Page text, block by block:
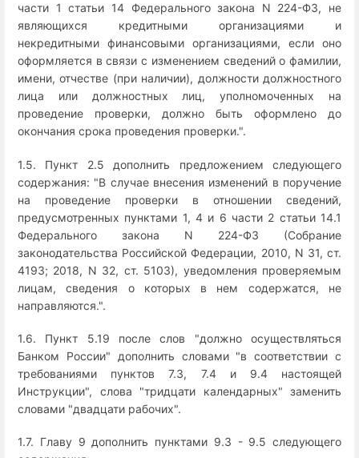
части 1 статьи 14 Федерального закона N 224-ФЗ, не
являющихся кредитными организациями и
некредитными финансовыми организациями, если оно
оформляется в связи с изменением сведений о фамилии,
имени, отчестве (при наличии), должности должностного
лица или должностных лиц, уполномоченных на
проведение проверки, должно быть оформлено до
окончания срока проведения проверки.".
1.5. Пункт 2.5 дополнить предложением следующего
содержания: "В случае внесения изменений в поручение
на проведение проверки в отношении сведений,
предусмотренных пунктами 1, 4 и 6 части 2 статьи 14.1
Федерального закона N 224-ФЗ (Собрание
законодательства Российской Федерации, 2010, N 31, ст.
4193; 2018, N 32, ст. 5103), уведомления проверяемым
лицам, сведения о которых в нем содержатся, не
направляются.".
1.6. Пункт 5.19 после слов "должно осуществляться
Банком России" дополнить словами "в соответствии с
требованиями пунктов 7.3, 7.4 и 9.4 настоящей
Инструкции", слова "тридцати календарных" заменить
словами "двадцати рабочих".
1.7. Главу 9 дополнить пунктами 9.3 - 9.5 следующего